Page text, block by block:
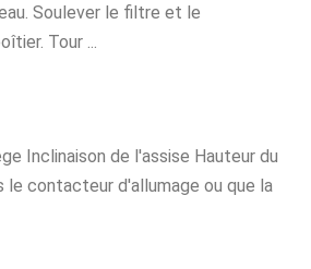
Soulever le filtre et le
Tour ...
Inclinaison de l'assise Hauteur du
le contacteur d'allumage ou que la